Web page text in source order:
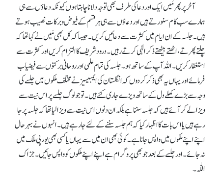
آخر پر پھر مَیں ایک اور دعا کی طرف بھی توجہ دلانا چاہتاہوں کیونکہ دعاؤں سے ہی
ہمارے سب کام سنورتے ہیں اور دعاؤں سے ہی ہر قسم کے فیوض وبرکات نصیب ہوتے
ہیں ۔ جلسہ کے ان ایام میں کثرت سے دعائیں کریں ۔جیساکہ کل بھی مَیں نے کہا تھاکہ
چلتے پھرتے، اٹھتے بیٹھتے ذکرالٰہی کرتے رہیں ۔ درود شریف کا التزام کریں اور کثرت سے
استغفار کریں ۔ اللہ آپ کے ساتھ ہو۔ جلسہ کی تمام علمی اور روحانی برکتوں سے فیضیاب
فرمائے اور یہاں یہ بھی ذکرکردوں کہ انگلستان کی ایمبیسیز نے مختلف ملکوں میں جلسے کی
وجہ سے بڑے کھلے دل کے ساتھ ویزے جاری کئے ہیں ۔تو جو لوگ جلسے پر اس نیت سے
ویزا لے کر آئے ہیں کہ جلسہ سننا ہے بلکہ ان دنوں اس نیت سے ویزا لیاتھا کہ جلسہ پر جا
رہے ہیں یا اس بات کا اظہار کیا کہ ہم جلسہ سننے کے لئے جا رہے ہیں ۔ انہوں نے بہرحال
اپنے اپنے ملکوں میں واپس جاناہے۔ کوئی بھی ان میں سے یہاں یا کسی بھی یورپی ملک میں
نہ جائے۔ اور جلسے کے بعد جو بھی پروگرام ہے اپنے اپنے ملکوں کو واپس جائیں ۔ جزاک
اللّٰہ۔